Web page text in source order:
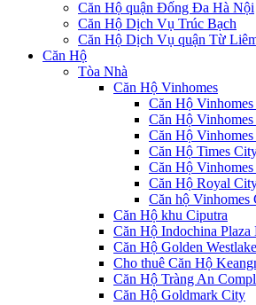
Căn Hộ quận Đống Đa Hà Nội
Căn Hộ Dịch Vụ Trúc Bạch
Căn Hộ Dịch Vụ quận Từ
Căn Hộ
Tòa Nhà
Căn Hộ Vinhomes
Căn Hộ
Căn Hộ
Căn Hộ
Căn Hộ Times
Căn Hộ Vinhomes
Căn Hộ Royal
Căn hộ Vinhomes
Căn Hộ khu Ciputra
Căn Hộ Indochina Plaza
Căn Hộ Golden
Cho thuê Căn Hộ
Căn Hộ Tràng An
Căn Hộ Goldmark City